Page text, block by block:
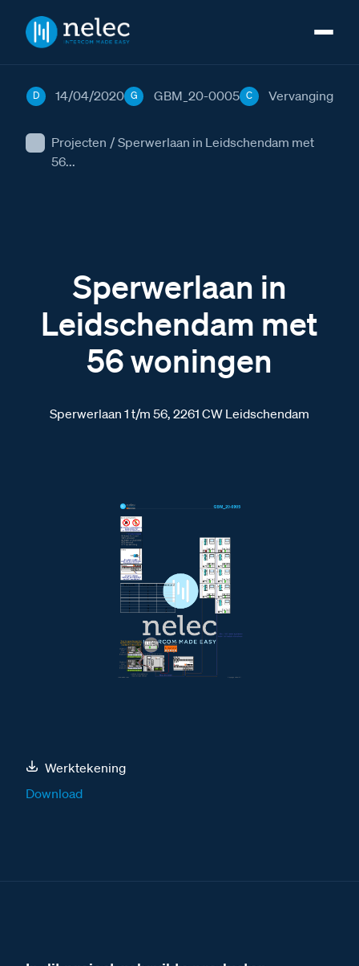
Projecten / Sperwerlaan in Leidschendam met
56...
D 14/04/2020 G GBM_20-0005 C Vervanging
Sperwerlaan in
Leidschendam met
56 woningen
Sperwerlaan 1 t/m 56, 2261 CW Leidschendam
Werktekening
Download